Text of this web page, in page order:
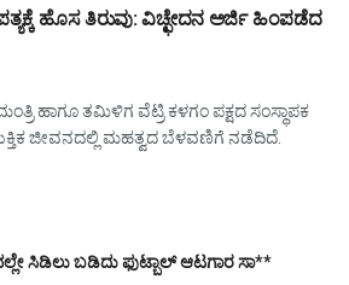
ಹೊಸ ತಿರುವು: ವಿಚ್ಛೇದನ ಅರ್ಜಿ ಹಿಂಪಡೆದ
ಹಾಗೂ ತಮಿಳಿಗ ವೆಟ್ರಿ ಕಳಗಂ ಪಕ್ಷದ ಸಂಸ್ಥಾಪಕ
ಜೀವನದಲ್ಲಿ ಮಹತ್ವದ ಬೆಳವಣಿಗೆ ನಡೆದಿದೆ.
ಸಿಡಿಲು ಬಡಿದು ಫುಟ್ಬಾಲ್ ಆಟಗಾರ ಸಾ**